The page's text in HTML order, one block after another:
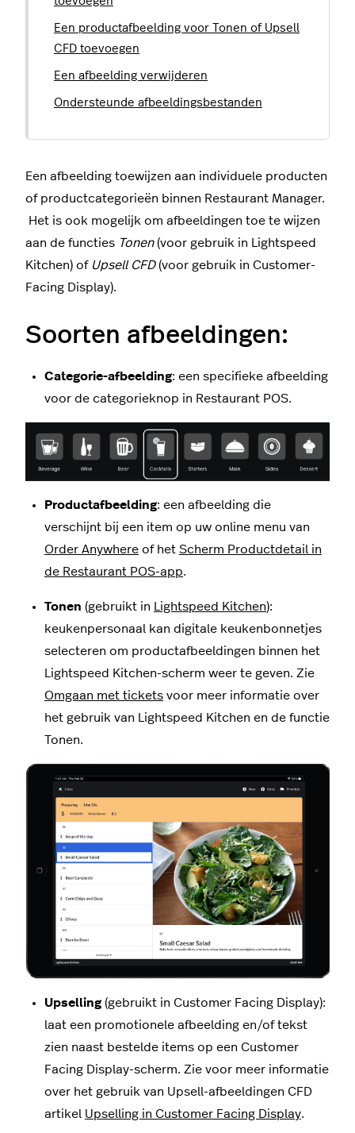
Een productafbeelding voor Tonen of Upsell
CFD toevoegen
Een afbeelding verwijderen
Ondersteunde afbeeldingsbestanden
Een afbeelding toewijzen aan individuele producten
of productcategorieën binnen Restaurant Manager.
Het is ook mogelijk om afbeeldingen toe te wijzen
aan de functies Tonen(voor gebruik in Lightspeed
Kitchen) of Upsell CFD(voor gebruik in Customer-
Facing Display).
Soorten afbeeldingen:
Categorie-afbeelding: een specifieke afbeelding
voor de categorieknop in Restaurant POS.
Productafbeelding: een afbeelding die
verschijnt bij een item op uw online menu van
Order Anywhere of het Scherm Productdetail in
de Restaurant POS-app.
Tonen (gebruikt in Lightspeed Kitchen):
keukenpersonaal kan digitale keukenbonnetjes
selecteren om productafbeeldingen binnen het
Lightspeed Kitchen-scherm weer te geven. Zie
Omgaan met tickets voor meer informatie over
het gebruik van Lightspeed Kitchen en de functie
Tonen.
Upselling(gebruikt in Customer Facing Display):
laat een promotionele afbeelding en/of tekst
zien naast bestelde items op een Customer
Facing Display-scherm. Zie voor meer informatie
over het gebruik van Upsell-afbeeldingen CFD
artikel Upselling in Customer Facing Display.